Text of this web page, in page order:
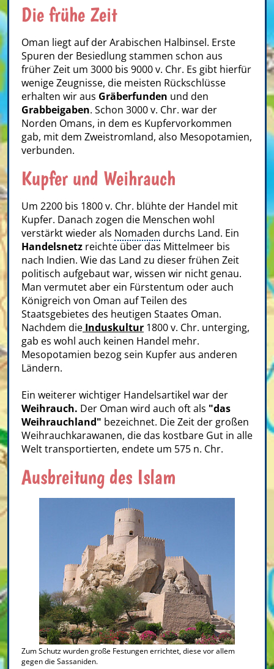
Die frühe Zeit
Oman liegt auf der Arabischen Halbinsel. Erste
Spuren der Besiedlung stammen schon aus
früher Zeit um 3000 bis 9000 v. Chr. Es gibt hierfür
wenige Zeugnisse, die meisten Rückschlüsse
erhalten wir aus Gräberfunden und den
Grabbeigaben. Schon 3000 v. Chr. war der
Norden Omans, in dem es Kupfervorkommen
gab, mit dem Zweistromland, also Mesopotamien,
verbunden.
Kupfer und Weihrauch
Um 2200 bis 1800 v. Chr. blühte der Handel mit
Kupfer. Danach zogen die Menschen wohl
verstärkt wieder als Nomaden durchs Land. Ein
Handelsnetz reichte über das Mittelmeer bis
nach Indien. Wie das Land zu dieser frühen Zeit
politisch aufgebaut war, wissen wir nicht genau.
Man vermutet aber ein Fürstentum oder auch
Königreich von Oman auf Teilen des
Staatsgebietes des heutigen Staates Oman.
Nachdem die Induskultur 1800 v. Chr. unterging,
gab es wohl auch keinen Handel mehr.
Mesopotamien bezog sein Kupfer aus anderen
Ländern.
Ein weiterer wichtiger Handelsartikel war der
Weihrauch. Der Oman wird auch oft als "das
Weihrauchland" bezeichnet. Die Zeit der großen
Weihrauchkarawanen, die das kostbare Gut in alle
Welt transportierten, endete um 575 n. Chr.
Ausbreitung des Islam
Zum Schutz wurden große Festungen errichtet, diese vor allem
gegen die Sassaniden.